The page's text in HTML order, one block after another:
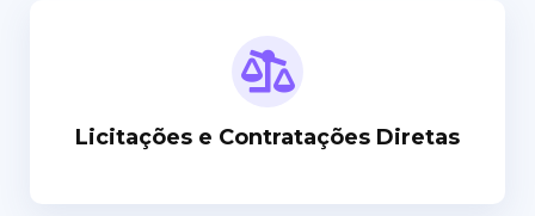
Licitações e Contratações Diretas